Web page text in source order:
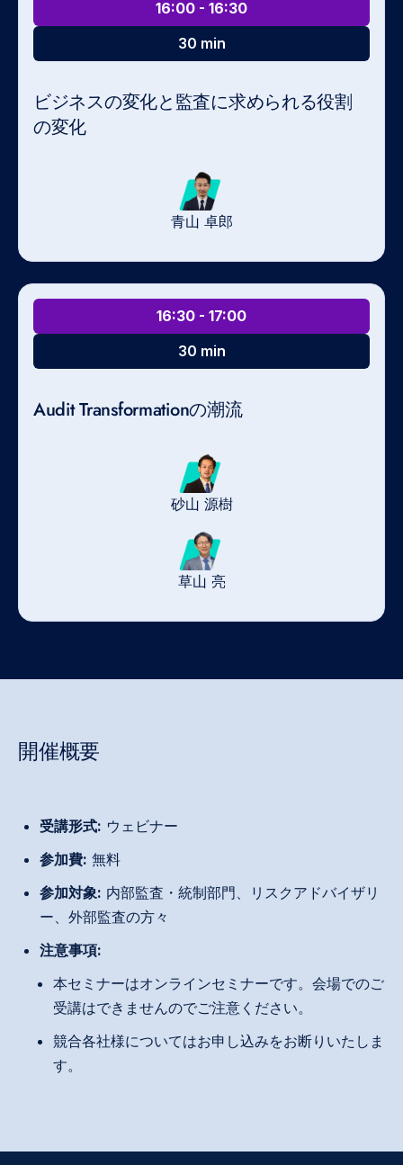
16:00 - 16:30
30 min
ビジネスの変化と監査に求められる役割
の変化
青山 卓郎
16:30 - 17:00
30 min
Audit Transformationの潮流
砂山 源樹
草山 亮
開催概要
受講形式: ウェビナー
参加費: 無料
参加対象: 内部監査・統制部門、リスクアドバイザリ
ー、外部監査の方々
注意事項:
本セミナーはオンラインセミナーです。会場でのご
受講はできませんのでご注意ください。
競合各社様についてはお申し込みをお断りいたしま
す。